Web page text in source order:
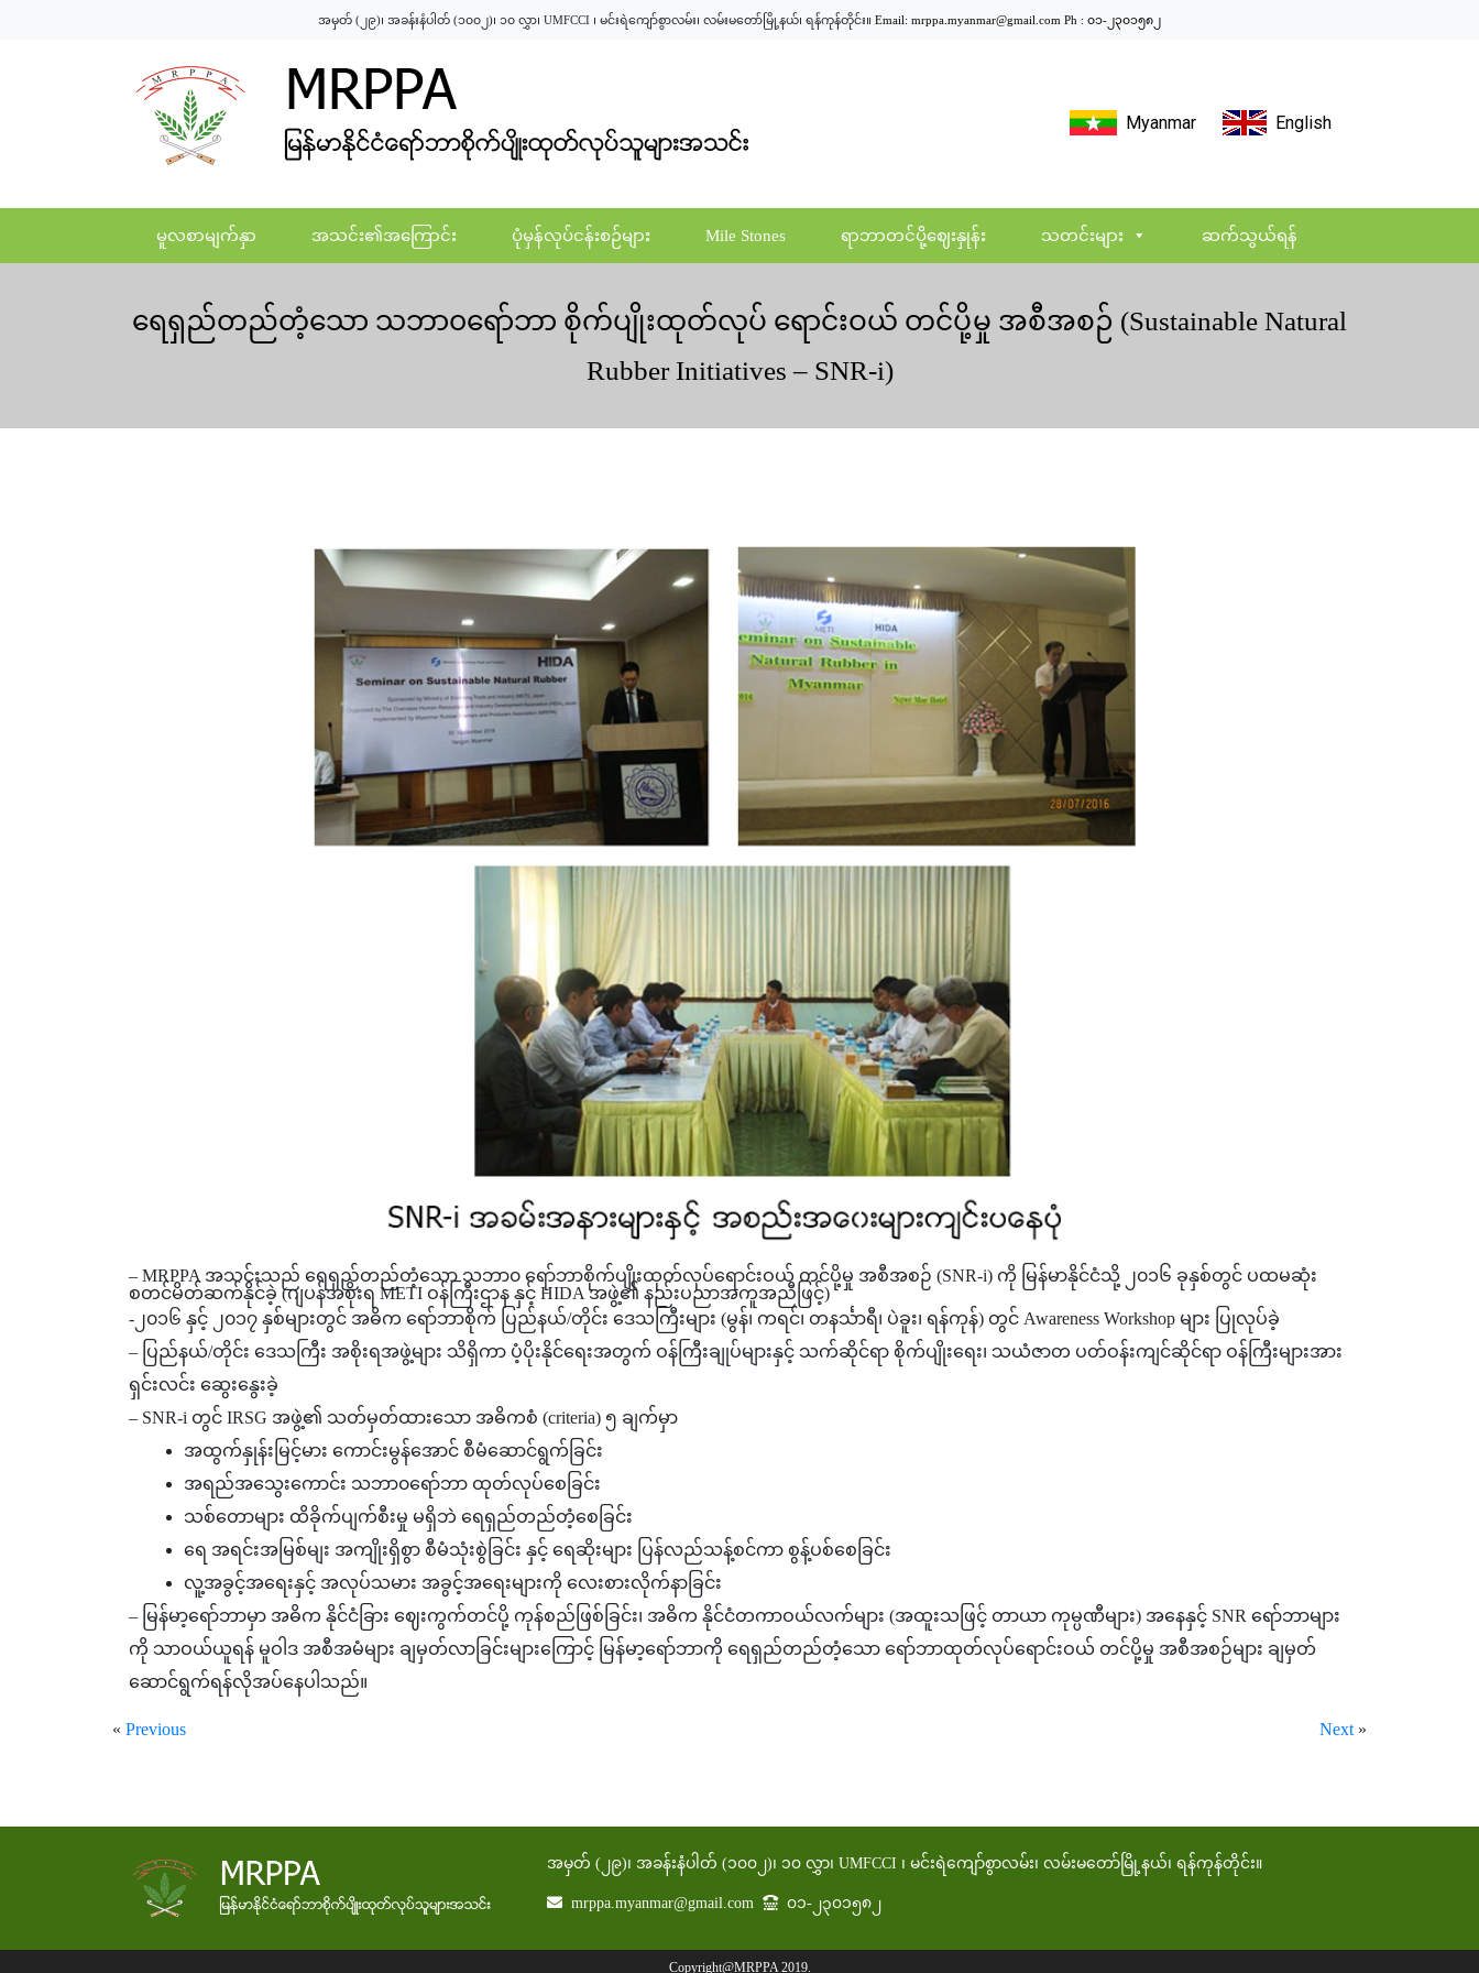
အမှတ် (၂၉)၊ အခန်းနံပါတ် (၁၀၀၂)၊ ၁၀ လွှာ၊ UMFCCI ၊ မင်းရဲကျော်စွာလမ်း၊ လမ်းမတော်မြို့နယ်၊ ရန်ကုန်တိုင်း။ Email: mrppa.myanmar@gmail.com Ph : ၀၁-၂၃၀၁၅၈၂
Myanmar English
မူလစာမျက်နှာ အသင်း၏အကြောင်း ပုံမှန်လုပ်ငန်းစဉ်များ Mile Stones ရာဘာတင်ပို့ဈေးနှုန်း သတင်းများ ဆက်သွယ်ရန်
ရေရှည်တည်တံ့သော သဘာ၀ရော်ဘာ စိုက်ပျိုးထုတ်လုပ် ရောင်းဝယ် တင်ပို့မှု အစီအစဉ် (Sustainable Natural
Rubber Initiatives – SNR-i)
– MRPPA အသင်းသည် ရေရှည်တည်တံ့သော သဘာ၀ ရော်ဘာစိုက်ပျိုးထုတ်လုပ်ရောင်းဝယ် တင်ပို့မှု အစီအစဉ် (SNR-i) ကို မြန်မာနိုင်ငံသို့ ၂၀၁၆ ခုနှစ်တွင် ပထမဆုံး
စတင်မိတ်ဆက်နိုင်ခဲ့ (ဂျပန်အစိုးရ METI ဝန်ကြီးဌာန နှင့် HIDA အဖွဲ့၏ နည်းပညာအကူအညီဖြင့်)
-၂၀၁၆ နှင့် ၂၀၁၇ နှစ်များတွင် အဓိက ရော်ဘာစိုက် ပြည်နယ်/တိုင်း ဒေသကြီးများ (မွန်၊ ကရင်၊ တနင်္သာရီ၊ ပဲခူး၊ ရန်ကုန်) တွင် Awareness Workshop များ ပြုလုပ်ခဲ့
– ပြည်နယ်/တိုင်း ဒေသကြီး အစိုးရအဖွဲ့များ သိရှိကာ ပံ့ပိုးနိုင်ရေးအတွက် ဝန်ကြီးချုပ်များနှင့် သက်ဆိုင်ရာ စိုက်ပျိုးရေး၊ သယံဇာတ ပတ်ဝန်းကျင်ဆိုင်ရာ ဝန်ကြီးများအား
ရှင်းလင်း ဆွေးနွေးခဲ့
– SNR-i တွင် IRSG အဖွဲ့၏ သတ်မှတ်ထားသော အဓိကစံ (criteria) ၅ ချက်မှာ
အထွက်နှုန်းမြင့်မား ကောင်းမွန်အောင် စီမံဆောင်ရွက်ခြင်း
အရည်အသွေးကောင်း သဘာ၀ရော်ဘာ ထုတ်လုပ်စေခြင်း
သစ်တောများ ထိခိုက်ပျက်စီးမှု မရှိဘဲ ရေရှည်တည်တံ့စေခြင်း
ရေ အရင်းအမြစ်မျး အကျိုးရှိစွာ စီမံသုံးစွဲခြင်း နှင့် ရေဆိုးများ ပြန်လည်သန့်စင်ကာ စွန့်ပစ်စေခြင်း
လူ့အခွင့်အရေးနှင့် အလုပ်သမား အခွင့်အရေးများကို လေးစားလိုက်နာခြင်း
– မြန်မာ့ရော်ဘာမှာ အဓိက နိုင်ငံခြား ဈေးကွက်တင်ပို့ ကုန်စည်ဖြစ်ခြင်း၊ အဓိက နိုင်ငံတကာဝယ်လက်များ (အထူးသဖြင့် တာယာ ကုမ္ပဏီများ) အနေနှင့် SNR ရော်ဘာများ
ကို သာဝယ်ယူရန် မူဝါဒ အစီအမံများ ချမှတ်လာခြင်းများကြောင့် မြန်မာ့ရော်ဘာကို ရေရှည်တည်တံ့သော ရော်ဘာထုတ်လုပ်ရောင်းဝယ် တင်ပို့မှု အစီအစဉ်များ ချမှတ်
ဆောင်ရွက်ရန်လိုအပ်နေပါသည်။
« Previous Next »
အမှတ် (၂၉)၊ အခန်းနံပါတ် (၁၀၀၂)၊ ၁၀ လွှာ၊ UMFCCI ၊ မင်းရဲကျော်စွာလမ်း၊ လမ်းမတော်မြို့နယ်၊ ရန်ကုန်တိုင်း။
mrppa.myanmar@gmail.com ၀၁-၂၃၀၁၅၈၂
Copyright@MRPPA 2019.